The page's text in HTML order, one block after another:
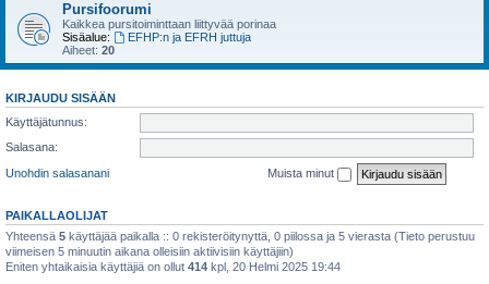
Pursifoorumi
Kaikkea pursitoiminttaan liittyvää porinaa
Sisäalue:
EFHP:n ja EFRH juttuja
Aiheet: 20
KIRJAUDU SISÄÄN
Käyttäjätunnus:
Salasana:
Unohdin salasanani
Muista minut
PAIKALLAOLIJAT
Yhteensä 5 käyttäjää paikalla :: 0 rekisteröitynyttä, 0 piilossa ja 5 vierasta (Tieto perustuu
viimeisen 5 minuutin aikana olleisiin aktiivisiin käyttäjiin)
Eniten yhtaikaisia käyttäjiä on ollut 414 kpl, 20 Helmi 2025 19:44